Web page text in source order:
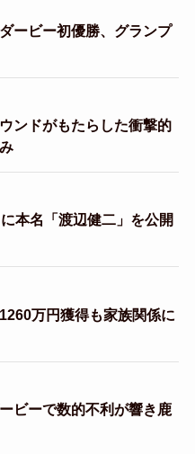
ービー初優勝、グランプ
ンドがもたらした衝撃的
本名「渡辺健二」を公開
万円獲得も家族関係に
ビーで数的不利が響き鹿